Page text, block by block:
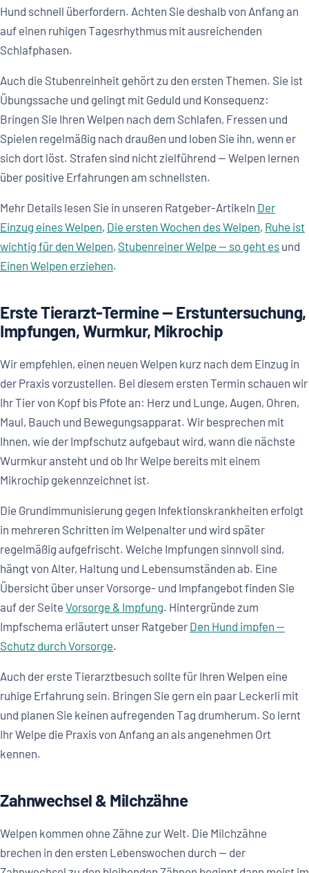
Hund schnell überfordern. Achten Sie deshalb von Anfang an
auf einen ruhigen Tagesrhythmus mit ausreichenden
Schlafphasen.
Auch die Stubenreinheit gehört zu den ersten Themen. Sie ist
Übungssache und gelingt mit Geduld und Konsequenz:
Bringen Sie Ihren Welpen nach dem Schlafen, Fressen und
Spielen regelmäßig nach draußen und loben Sie ihn, wenn er
sich dort löst. Strafen sind nicht zielführend — Welpen lernen
über positive Erfahrungen am schnellsten.
Mehr Details lesen Sie in unseren Ratgeber-Artikeln Der
Einzug eines Welpen, Die ersten Wochen des Welpen, Ruhe ist
wichtig für den Welpen, Stubenreiner Welpe — so geht es und
Einen Welpen erziehen.
Erste Tierarzt-Termine — Erstuntersuchung,
Impfungen, Wurmkur, Mikrochip
Wir empfehlen, einen neuen Welpen kurz nach dem Einzug in
der Praxis vorzustellen. Bei diesem ersten Termin schauen wir
Ihr Tier von Kopf bis Pfote an: Herz und Lunge, Augen, Ohren,
Maul, Bauch und Bewegungsapparat. Wir besprechen mit
Ihnen, wie der Impfschutz aufgebaut wird, wann die nächste
Wurmkur ansteht und ob Ihr Welpe bereits mit einem
Mikrochip gekennzeichnet ist.
Die Grundimmunisierung gegen Infektionskrankheiten erfolgt
in mehreren Schritten im Welpenalter und wird später
regelmäßig aufgefrischt. Welche Impfungen sinnvoll sind,
hängt von Alter, Haltung und Lebensumständen ab. Eine
Übersicht über unser Vorsorge- und Impfangebot finden Sie
auf der Seite Vorsorge & Impfung. Hintergründe zum
Impfschema erläutert unser Ratgeber Den Hund impfen —
Schutz durch Vorsorge.
Auch der erste Tierarztbesuch sollte für Ihren Welpen eine
ruhige Erfahrung sein. Bringen Sie gern ein paar Leckerli mit
und planen Sie keinen aufregenden Tag drumherum. So lernt
Ihr Welpe die Praxis von Anfang an als angenehmen Ort
kennen.
Zahnwechsel & Milchzähne
Welpen kommen ohne Zähne zur Welt. Die Milchzähne
brechen in den ersten Lebenswochen durch — der